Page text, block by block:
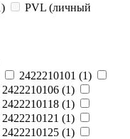
)
PVL (личный
2422210101 (1)
2422210106 (1)
2422210118 (1)
2422210121 (1)
2422210125 (1)